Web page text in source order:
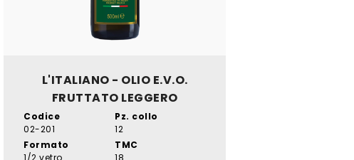
L'ITALIANO - OLIO E.V.O.
FRUTTATO LEGGERO
Codice
02-201
Pz. collo
12
Formato
1/2 vetro
TMC
18